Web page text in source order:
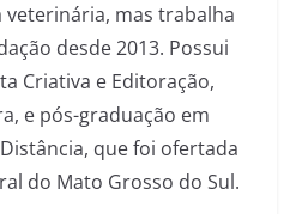
veterinária, mas trabalha
desde 2013. Possui
Criativa e Editoração,
e pós-graduação em
que foi ofertada
do Mato Grosso do Sul.